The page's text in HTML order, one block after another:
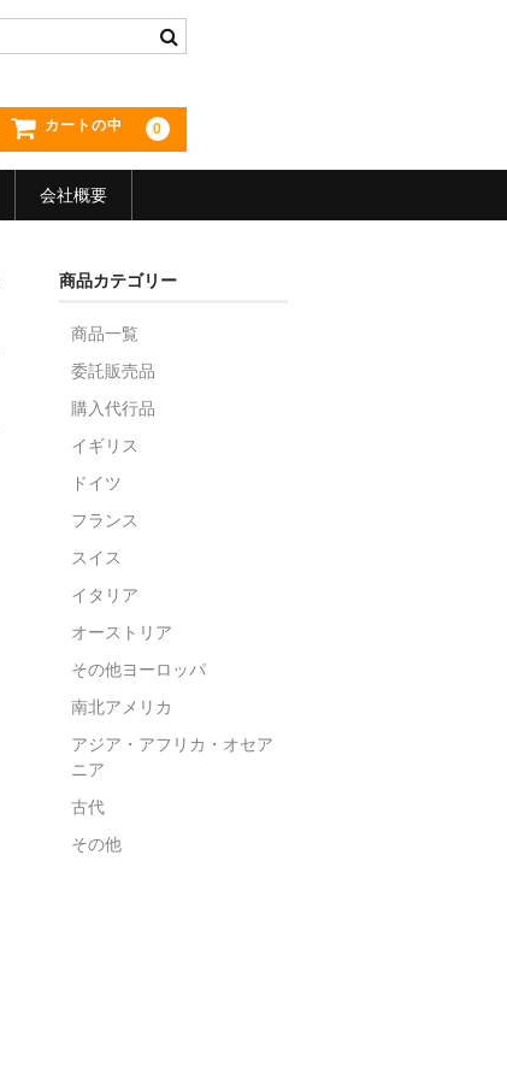
カートの中 0
会社概要
商品カテゴリー
商品一覧
委託販売品
購入代行品
イギリス
ドイツ
フランス
スイス
イタリア
オーストリア
その他ヨーロッパ
南北アメリカ
アジア・アフリカ・オセア
ニア
古代
その他